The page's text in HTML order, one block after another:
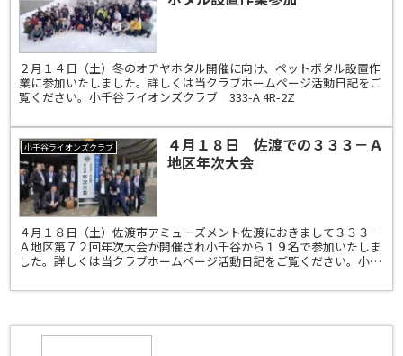
２月１４日（土）冬のオヂヤホタル開催に向け、ペットボタル設置作
業に参加いたしました。詳しくは当クラブホームページ活動日記をご
覧ください。小千谷ライオンズクラブ 333-A 4R-2Z
小千谷ライオンズクラブ
４月１８日 佐渡での３３３－Ａ
地区年次大会
４月１８日（土）佐渡市アミューズメント佐渡におきまして３３３－
Ａ地区第７２回年次大会が開催され小千谷から１９名で参加いたしま
した。詳しくは当クラブホームページ活動日記をご覧ください。小千